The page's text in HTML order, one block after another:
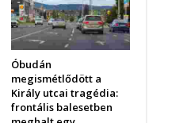
Óbudán
megismétlődött a
Király utcai tragédia:
frontális balesetben